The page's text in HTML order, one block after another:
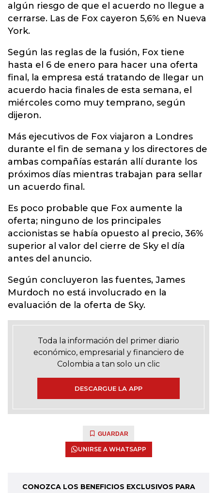
algún riesgo de que el acuerdo no llegue a
cerrarse. Las de Fox cayeron 5,6% en Nueva
York.
Según las reglas de la fusión, Fox tiene
hasta el 6 de enero para hacer una oferta
final, la empresa está tratando de llegar un
acuerdo hacia finales de esta semana, el
miércoles como muy temprano, según
dijeron.
Más ejecutivos de Fox viajaron a Londres
durante el fin de semana y los directores de
ambas compañías estarán allí durante los
próximos días mientras trabajan para sellar
un acuerdo final.
Es poco probable que Fox aumente la
oferta; ninguno de los principales
accionistas se había opuesto al precio, 36%
superior al valor del cierre de Sky el día
antes del anuncio.
Según concluyeron las fuentes, James
Murdoch no está involucrado en la
evaluación de la oferta de Sky.
Toda la información del primer diario
económico, empresarial y financiero de
Colombia a tan solo un clic
DESCARGUE LA APP
GUARDAR
UNIRSE A WHATSAPP
CONOZCA LOS BENEFICIOS EXCLUSIVOS PARA